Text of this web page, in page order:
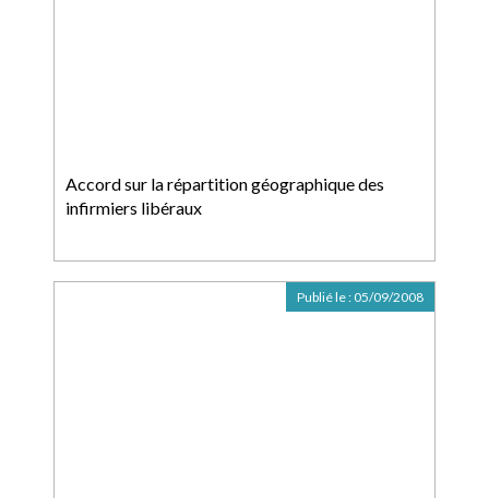
Accord sur la répartition géographique des
infirmiers libéraux
Publié le : 05/09/2008